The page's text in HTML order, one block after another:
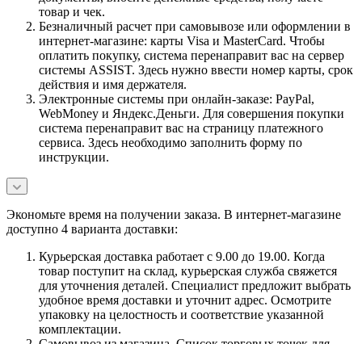
товар и чек.
Безналичный расчет при самовывозе или оформлении в
интернет-магазине: карты Visa и MasterCard. Чтобы
оплатить покупку, система перенаправит вас на сервер
системы ASSIST. Здесь нужно ввести номер карты, срок
действия и имя держателя.
Электронные системы при онлайн-заказе: PayPal,
WebMoney и Яндекс.Деньги. Для совершения покупки
система перенаправит вас на страницу платежного
сервиса. Здесь необходимо заполнить форму по
инструкции.
Экономьте время на получении заказа. В интернет-магазине
доступно 4 варианта доставки:
Курьерская доставка работает с 9.00 до 19.00. Когда
товар поступит на склад, курьерская служба свяжется
для уточнения деталей. Специалист предложит выбрать
удобное время доставки и уточнит адрес. Осмотрите
упаковку на целостность и соответствие указанной
комплектации.